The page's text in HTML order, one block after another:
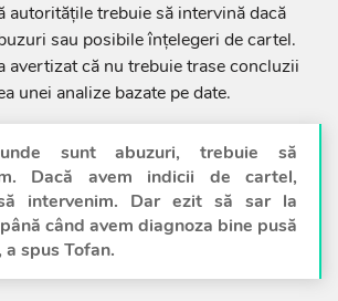
autoritățile trebuie să intervină dacă
sau posibile înțelegeri de cartel.
avertizat că nu trebuie trase concluzii
unei analize bazate pe date.
sunt abuzuri, trebuie să
Dacă avem indicii de cartel,
intervenim. Dar ezit să sar la
când avem diagnoza bine pusă
a spus Tofan.